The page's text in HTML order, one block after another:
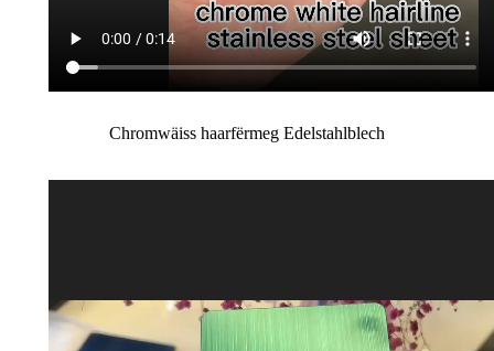
Chromwäiss haarfërmeg Edelstahlblech